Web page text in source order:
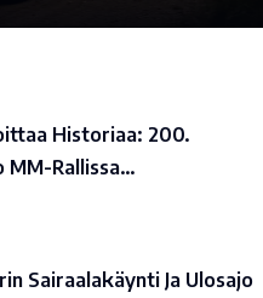
Historiaa: 200.
MM-Rallissa…
Sairaalakäynti Ja Ulosajo